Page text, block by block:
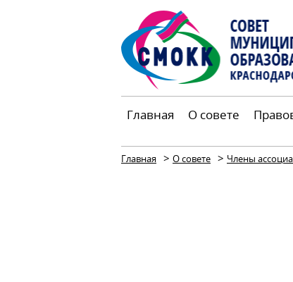
Главная О совете
Главная > О совете > Члены